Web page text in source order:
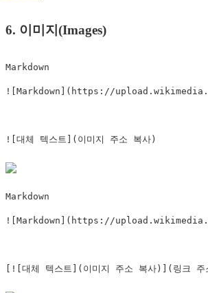
6. 이미지(Images)
Markdown
![Markdown](https://
![대체 텍스트](이미지 주소 복사)
Markdown
![Markdown](https://upload.wikimedia.org/
[![대체 텍스트](이미지 주소 복사)](링크 주